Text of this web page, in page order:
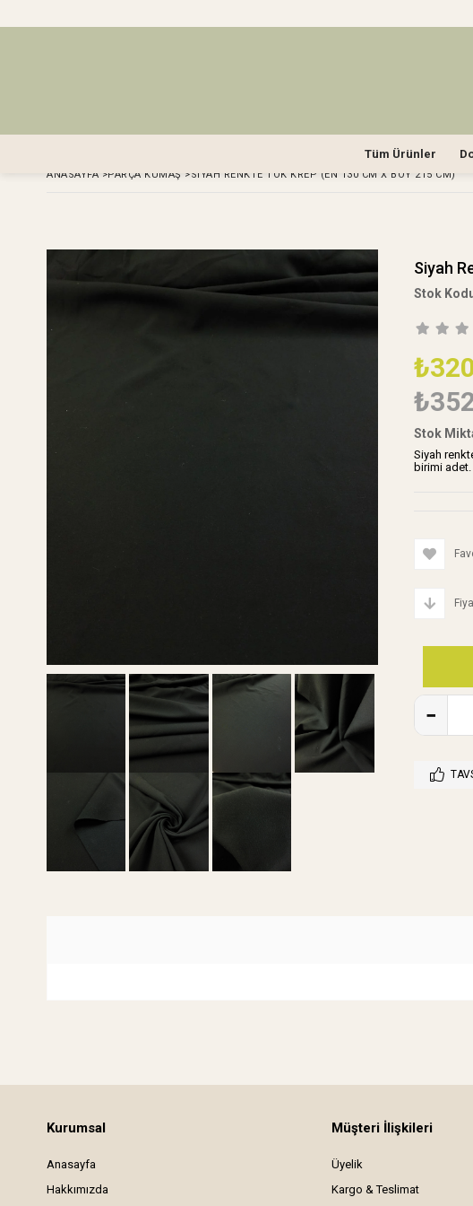
Tüm Ürünler
ANASAYFA >PARÇA KUMAŞ >SIYAH RENKTE TOK KREP (EN 130 CM X BOY 215 CM)
Siyah
Stok
Siyah
birimi adet.
Kurumsal
Anasayfa
Hakkımızda
Müşteri İlişkileri
Üyelik
Kargo & Teslimat